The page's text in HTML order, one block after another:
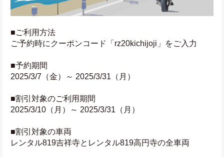
■ご利用方法
ご予約時にクーポンコード「rz20kichijoji」をご入力
■予約期間
2025/3/7（金）～ 2025/3/31（月）
■割引対象のご利用期間
2025/3/10（月）～ 2025/3/31（月）
■割引対象の車両
レンタル819吉祥寺とレンタル819高円寺の全車両